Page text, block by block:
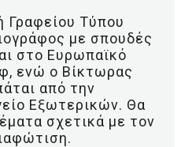
Γραφείου Τύπου
με σπουδές
στο Ευρωπαϊκό
ενώ ο Βίκτωρας
από την
Εξωτερικών. Θα
σχετικά με τον